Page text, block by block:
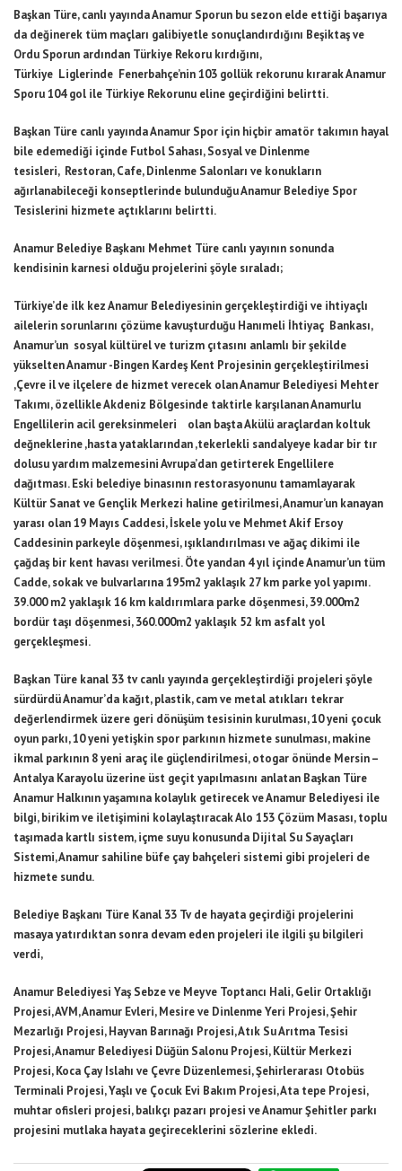
Başkan Türe, canlı yayında Anamur Sporun bu sezon elde ettiği başarıya
da değinerek tüm maçları galibiyetle sonuçlandırdığını Beşiktaş ve
Ordu Sporun ardından Türkiye Rekoru kırdığını,
Türkiye Liglerinde Fenerbahçe’nin 103 gollük rekorunu kırarak Anamur
Sporu 104 gol ile Türkiye Rekorunu eline geçirdiğini belirtti.
Başkan Türe canlı yayında Anamur Spor için hiçbir amatör takımın hayal
bile edemediği içinde Futbol Sahası, Sosyal ve Dinlenme
tesisleri, Restoran, Cafe, Dinlenme Salonları ve konukların
ağırlanabileceği konseptlerinde bulunduğu Anamur Belediye Spor
Tesislerini hizmete açtıklarını belirtti.
Anamur Belediye Başkanı Mehmet Türe canlı yayının sonunda
kendisinin karnesi olduğu projelerini şöyle sıraladı;
Türkiye’de ilk kez Anamur Belediyesinin gerçekleştirdiği ve ihtiyaçlı
ailelerin sorunlarını çözüme kavuşturduğu Hanımeli İhtiyaç Bankası,
Anamur’un sosyal kültürel ve turizm çıtasını anlamlı bir şekilde
yükselten Anamur -Bingen Kardeş Kent Projesinin gerçekleştirilmesi
,Çevre il ve ilçelere de hizmet verecek olan Anamur Belediyesi Mehter
Takımı, özellikle Akdeniz Bölgesinde taktirle karşılanan Anamurlu
Engellilerin acil gereksinmeleri olan başta Akülü araçlardan koltuk
değneklerine ,hasta yataklarından ,tekerlekli sandalyeye kadar bir tır
dolusu yardım malzemesini Avrupa’dan getirterek Engellilere
dağıtması. Eski belediye binasının restorasyonunu tamamlayarak
Kültür Sanat ve Gençlik Merkezi haline getirilmesi, Anamur’un kanayan
yarası olan 19 Mayıs Caddesi, İskele yolu ve Mehmet Akif Ersoy
Caddesinin parkeyle döşenmesi, ışıklandırılması ve ağaç dikimi ile
çağdaş bir kent havası verilmesi. Öte yandan 4 yıl içinde Anamur’un tüm
Cadde, sokak ve bulvarlarına 195m2 yaklaşık 27 km parke yol yapımı.
39.000 m2 yaklaşık 16 km kaldırımlara parke döşenmesi, 39.000m2
bordür taşı döşenmesi, 360.000m2 yaklaşık 52 km asfalt yol
gerçekleşmesi.
Başkan Türe kanal 33 tv canlı yayında gerçekleştirdiği projeleri şöyle
sürdürdü Anamur’da kağıt, plastik, cam ve metal atıkları tekrar
değerlendirmek üzere geri dönüşüm tesisinin kurulması, 10 yeni çocuk
oyun parkı, 10 yeni yetişkin spor parkının hizmete sunulması, makine
ikmal parkının 8 yeni araç ile güçlendirilmesi, otogar önünde Mersin –
Antalya Karayolu üzerine üst geçit yapılmasını anlatan Başkan Türe
Anamur Halkının yaşamına kolaylık getirecek ve Anamur Belediyesi ile
bilgi, birikim ve iletişimini kolaylaştıracak Alo 153 Çözüm Masası, toplu
taşımada kartlı sistem, içme suyu konusunda Dijital Su Sayaçları
Sistemi, Anamur sahiline büfe çay bahçeleri sistemi gibi projeleri de
hizmete sundu.
Belediye Başkanı Türe Kanal 33 Tv de hayata geçirdiği projelerini
masaya yatırdıktan sonra devam eden projeleri ile ilgili şu bilgileri
verdi,
Anamur Belediyesi Yaş Sebze ve Meyve Toptancı Hali, Gelir Ortaklığı
Projesi, AVM, Anamur Evleri, Mesire ve Dinlenme Yeri Projesi, Şehir
Mezarlığı Projesi, Hayvan Barınağı Projesi, Atık Su Arıtma Tesisi
Projesi, Anamur Belediyesi Düğün Salonu Projesi, Kültür Merkezi
Projesi, Koca Çay Islahı ve Çevre Düzenlemesi, Şehirlerarası Otobüs
Terminali Projesi, Yaşlı ve Çocuk Evi Bakım Projesi, Ata tepe Projesi,
muhtar ofisleri projesi, balıkçı pazarı projesi ve Anamur Şehitler parkı
projesini mutlaka hayata geçireceklerini sözlerine ekledi.